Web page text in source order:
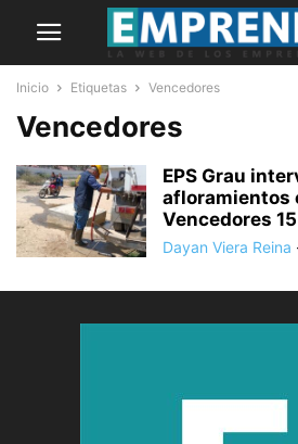
Inicio Etiquetas Vencedores
Vencedores
EPS Grau
afloramientos
Vencedores
Dayan Viera Reina